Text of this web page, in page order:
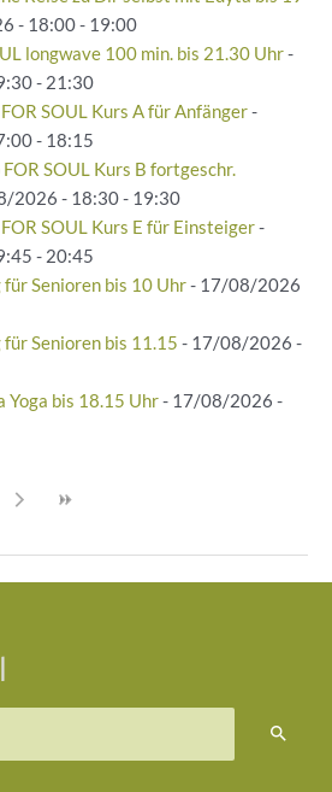
- 18:00 - 19:00
longwave 100 min. bis 21.30 Uhr-
- 21:30
SOUL Kurs A für Anfänger-
- 18:15
SOUL Kurs B fortgeschr.
2026 - 18:30 - 19:30
SOUL Kurs E für Einsteiger-
- 20:45
für Senioren bis 10 Uhr- 17/08/2026
für Senioren bis 11.15 - 17/08/2026 -
Yoga bis 18.15 Uhr- 17/08/2026 -